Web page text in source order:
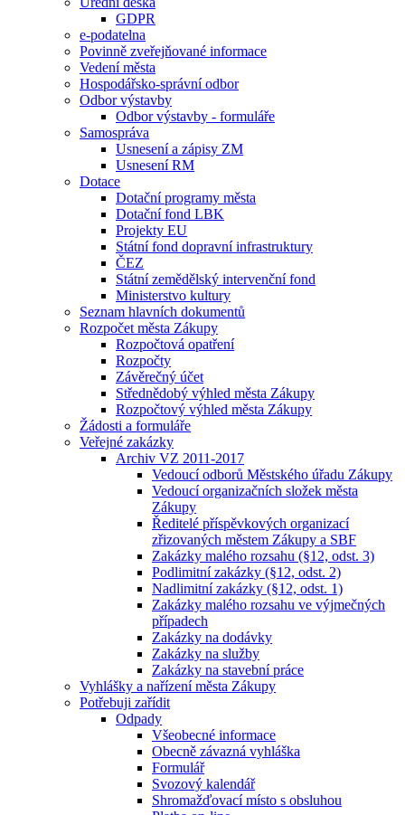
GDPR
e-podatelna
Povinně zveřejňované informace
Vedení města
Hospodářsko-správní odbor
Odbor výstavby
Odbor výstavby - formuláře
Samospráva
Usnesení a zápisy ZM
Usnesení RM
Dotace
Dotační programy města
Dotační fond LBK
Projekty EU
Státní fond dopravní infrastruktury
ČEZ
Státní zemědělský intervenční fond
Ministerstvo kultury
Seznam hlavních dokumentů
Rozpočet města Zákupy
Rozpočtová opatření
Rozpočty
Závěrečný účet
Střednědobý výhled města Zákupy
Rozpočtový výhled města Zákupy
Žádosti a formuláře
Veřejné zakázky
Archiv VZ 2011-2017
Vedoucí odborů Městského úřadu Zákupy
Vedoucí organizačních složek města
Zákupy
Ředitelé příspěvkových organizací
zřizovaných městem Zákupy a SBF
Zakázky malého rozsahu (§12, odst. 3)
Podlimitní zakázky (§12, odst. 2)
Nadlimitní zakázky (§12, odst. 1)
Zakázky malého rozsahu ve výjmečných
případech
Zakázky na dodávky
Zakázky na služby
Zakázky na stavební práce
Vyhlášky a nařízení města Zákupy
Potřebuji zařídit
Odpady
Všeobecné informace
Obecně závazná vyhláška
Formulář
Svozový kalendář
Shromažďovací místo s obsluhou